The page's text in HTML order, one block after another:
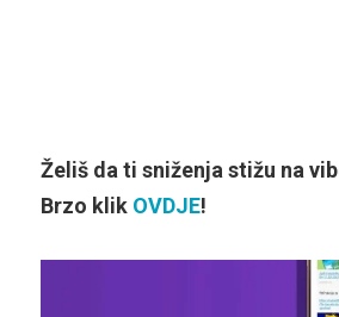
Želiš da ti sniženja stižu na
Brzo klik OVDJE!